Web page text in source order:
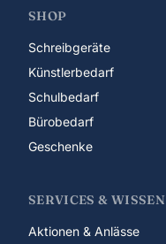
SHOP
Schreibgeräte
Künstlerbedarf
Schulbedarf
Bürobedarf
Geschenke
SERVICES & WISSEN
Aktionen & Anlässe